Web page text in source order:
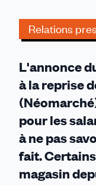
Relations
L'annonce
à la reprise
pour les
à ne pas
fait.
magasin